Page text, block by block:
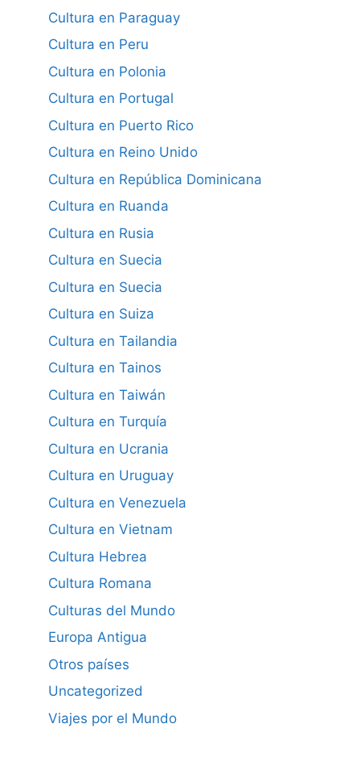
Cultura en Paraguay
Cultura en Peru
Cultura en Polonia
Cultura en Portugal
Cultura en Puerto Rico
Cultura en Reino Unido
Cultura en República Dominicana
Cultura en Ruanda
Cultura en Rusia
Cultura en Suecia
Cultura en Suecia
Cultura en Suiza
Cultura en Tailandia
Cultura en Tainos
Cultura en Taiwán
Cultura en Turquía
Cultura en Ucrania
Cultura en Uruguay
Cultura en Venezuela
Cultura en Vietnam
Cultura Hebrea
Cultura Romana
Culturas del Mundo
Europa Antigua
Otros países
Uncategorized
Viajes por el Mundo